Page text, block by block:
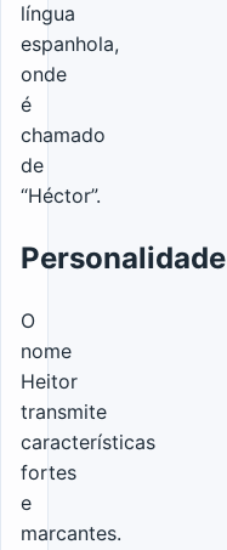
língua
espanhola,
onde
é
chamado
de
“Héctor”.
Personalidade
O
nome
Heitor
transmite
características
fortes
e
marcantes.